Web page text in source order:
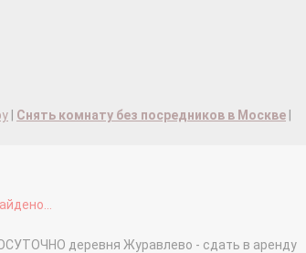
Снять комнату без посредников в Москве
деревня Журавлево - сдать в аренду